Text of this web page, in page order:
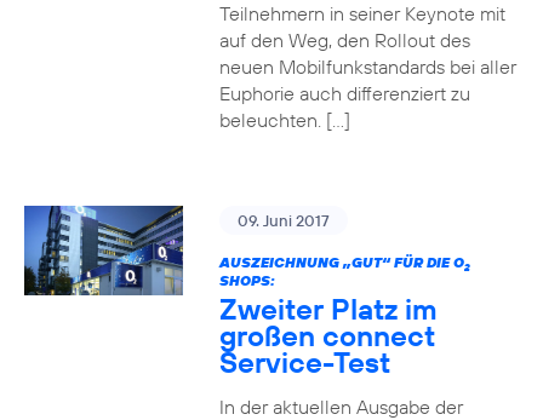
Teilnehmern in seiner Keynote mit
auf den Weg, den Rollout des
neuen Mobilfunkstandards bei aller
Euphorie auch differenziert zu
beleuchten. […]
09. Juni 2017
AUSZEICHNUNG „GUT“ FÜR DIE O2
SHOPS:
Zweiter Platz im
großen connect
Service-Test
In der aktuellen Ausgabe der